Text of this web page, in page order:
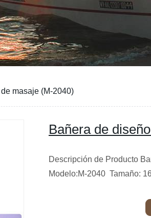
masaje (M-2040)
Bañera de
Descripción de Producto
Modelo:M-2040 Tamaño: